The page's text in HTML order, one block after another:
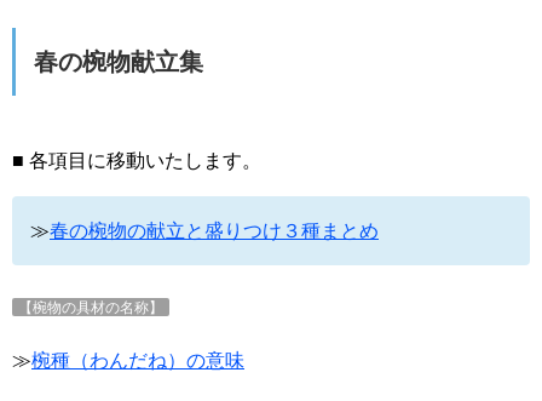
春の椀物献立集
■ 各項目に移動いたします。
≫春の椀物の献立と盛りつけ３種まとめ
【椀物の具材の名称】
≫椀種（わんだね）の意味